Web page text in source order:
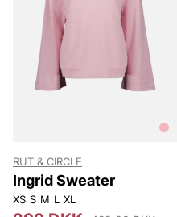
RUT & CIRCLE
Ingrid Sweater
XS S M L XL